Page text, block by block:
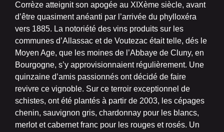
Corrèze atteignit son apogée au XIXème siècle, avant
d’être quasiment anéanti par l’arrivée du phylloxéra
vers 1885. La notoriété des vins produits sur les
communes d’Allassac et de Voutezac était telle, dés le
Moyen Age, que les moines de l’Abbaye de Cluny, en
Bourgogne, s’y approvisionnaient régulièrement. Une
quinzaine d’amis passionnés ont décidé de faire
revivre ce vignoble. Sur ce terroir exceptionnel de
schistes, ont été plantés à partir de 2003, les cépages
chenin, sauvignon gris, chardonnay pour les blancs,
merlot et cabernet franc pour les rouges et rosés. Un